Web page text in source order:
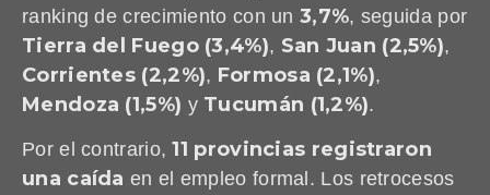
ranking de crecimiento con un3,7%, seguida por
Tierra del Fuego (3,4%), San Juan (2,5%),
Corrientes (2,2%), Formosa (2,1%),
Mendoza (1,5%) y Tucumán (1,2%).
Por el contrario,11 provincias registraron
una caída en el empleo formal. Los retrocesos